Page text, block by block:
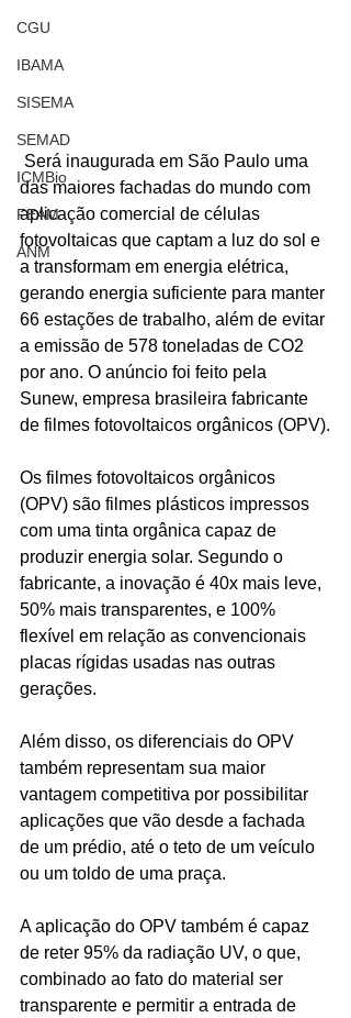
CGU
IBAMA
SISEMA
SEMAD
ICMBio
FEAM
ANM
das maiores fachadas do mundo com
aplicação comercial de células
fotovoltaicas que captam a luz do sol e
a transformam em energia elétrica,
gerando energia suficiente para manter
66 estações de trabalho, além de evitar
a emissão de 578 toneladas de CO2
por ano. O anúncio foi feito pela
Sunew, empresa brasileira fabricante
de filmes fotovoltaicos orgânicos (OPV).
Os filmes fotovoltaicos orgânicos
(OPV) são filmes plásticos impressos
com uma tinta orgânica capaz de
produzir energia solar. Segundo o
fabricante, a inovação é 40x mais leve,
50% mais transparentes, e 100%
flexível em relação as convencionais
placas rígidas usadas nas outras
gerações.
Além disso, os diferenciais do OPV
também representam sua maior
vantagem competitiva por possibilitar
aplicações que vão desde a fachada
de um prédio, até o teto de um veículo
ou um toldo de uma praça.
A aplicação do OPV também é capaz
de reter 95% da radiação UV, o que,
combinado ao fato do material ser
transparente e permitir a entrada de